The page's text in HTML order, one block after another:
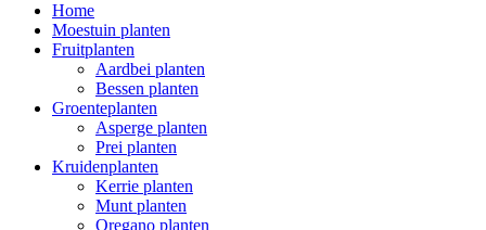
Home
Moestuin planten
Fruitplanten
Aardbei planten
Bessen planten
Groenteplanten
Asperge planten
Prei planten
Kruidenplanten
Kerrie planten
Munt planten
Oregano planten